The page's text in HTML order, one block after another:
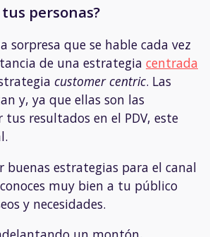
personas?
sorpresa que se hable cada vez
de una estrategia centrada
customer centric. Las
y, ya que ellas son las
tus resultados en el PDV, este
buenas estrategias para el canal
muy bien a tu público
y necesidades.